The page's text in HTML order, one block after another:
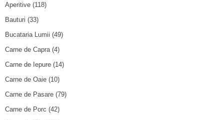
Aperitive (118)
Bauturi (33)
Bucataria Lumii (49)
Carne de Capra(4)
Carne de Iepure (14)
Carne de Oaie (10)
Carne de Pasare (79)
Carne de Porc (42)